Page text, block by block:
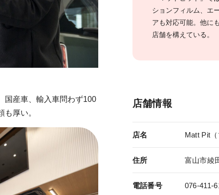
国産車、輸入車問わず100
厚い。
ションフィルム、エ
アも対応可能。他に
店舗を構えている。
店舗情報
店名 Matt Pit（
住所 富山市綾
電話番号 076-411-